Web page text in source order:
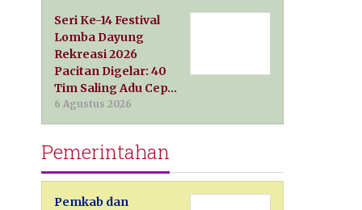
Seri Ke-14 Festival
Lomba Dayung
Rekreasi 2026
Pacitan Digelar: 40
Tim Saling Adu Cep…
6 Agustus 2026
Pemerintahan
Pemkab dan